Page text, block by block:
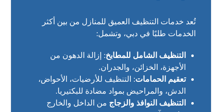
تُعد خدمات التنظيف العميق للمنازل من بين أكثر
الخدمات طلبًا في دبي، وتشمل:
التنظيف الشامل للمطابخ: إزالة الدهون من
الأجهزة، الخزائن، والجدران.
تعقيم الحمامات: التنظيف للأرضيات، الأحواض،
الدش، والمراحيض بمواد مضادة للبكتيريا.
التنظيف النوافذ والزجاج من الداخل والخارج